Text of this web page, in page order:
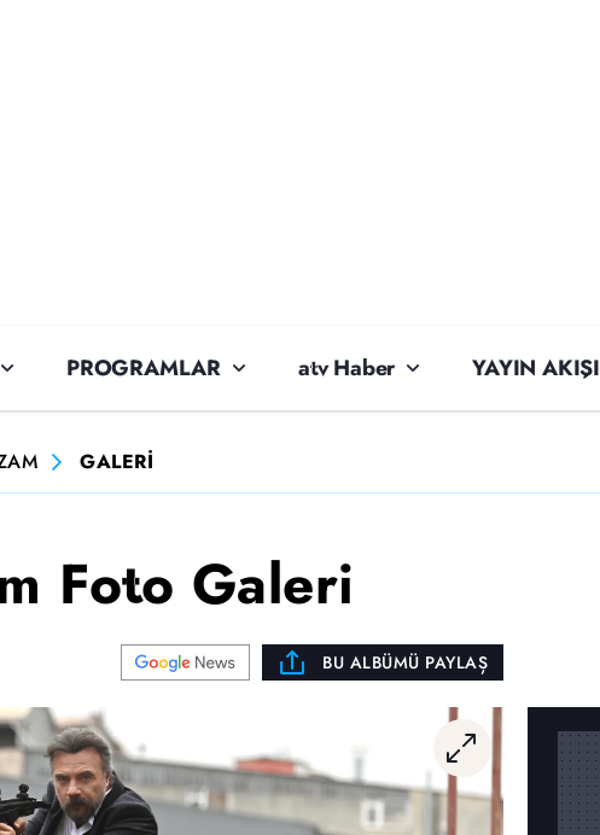
PROGRAMLAR atv Haber YAYIN AKIŞI
GALERİ
Foto Galeri
BU ALBÜMÜ PAYLAŞ